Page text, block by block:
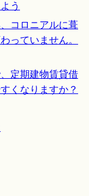
う
コロニアルに葺
っていません。
定期建物賃貸借
くなりますか？